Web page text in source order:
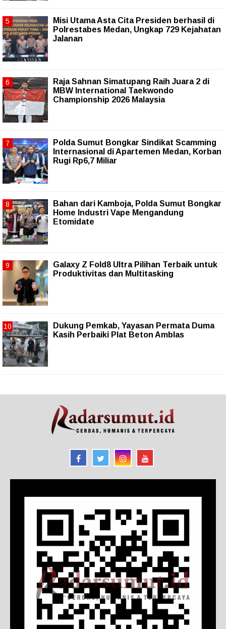
Misi Utama Asta Cita Presiden berhasil di
Polrestabes Medan, Ungkap 729 Kejahatan
Jalanan
Raja Sahnan Simatupang Raih Juara 2 di
MBW International Taekwondo
Championship 2026 Malaysia
Polda Sumut Bongkar Sindikat Scamming
Internasional di Apartemen Medan, Korban
Rugi Rp6,7 Miliar
Bahan dari Kamboja, Polda Sumut Bongkar
Home Industri Vape Mengandung
Etomidate
Galaxy Z Fold8 Ultra Pilihan Terbaik untuk
Produktivitas dan Multitasking
Dukung Pemkab, Yayasan Permata Duma
Kasih Perbaiki Plat Beton Amblas